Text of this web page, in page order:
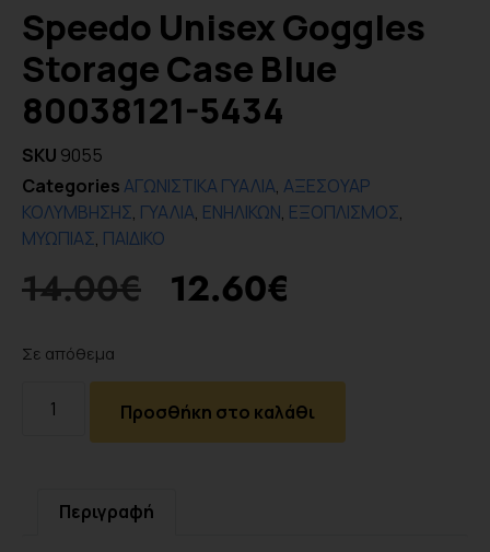
Speedo Unisex Goggles
Storage Case Blue
80038121-5434
SKU 9055
CategoriesΑΓΩΝΙΣΤΙΚΑ ΓΥΑΛΙΑ, ΑΞΕΣΟΥΑΡ
ΚΟΛΥΜΒΗΣΗΣ, ΓΥΑΛΙΑ, ΕΝΗΛΙΚΩΝ, ΕΞΟΠΛΙΣΜΟΣ,
ΜΥΩΠΙΑΣ, ΠΑΙΔΙΚΟ
14.00€ 12.60€
Σε απόθεμα
Προσθήκη στο καλάθι
Περιγραφή